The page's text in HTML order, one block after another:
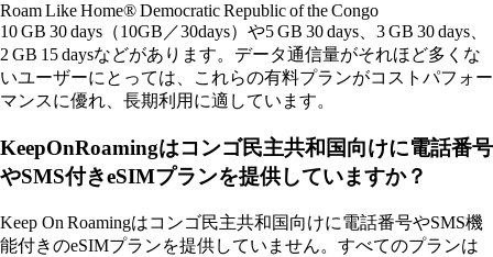
Roam Like Home® Democratic Republic of the Congo
10 GB 30 days（10GB／30days）や5 GB 30 days、3 GB 30 days、
2 GB 15 daysなどがあります。データ通信量がそれほど多くな
いユーザーにとっては、これらの有料プランがコストパフォー
マンスに優れ、長期利用に適しています。
KeepOnRoamingはコンゴ民主共和国向けに電話番号
やSMS付きeSIMプランを提供していますか？
Keep On Roamingはコンゴ民主共和国向けに電話番号やSMS機
能付きのeSIMプランを提供していません。すべてのプランは